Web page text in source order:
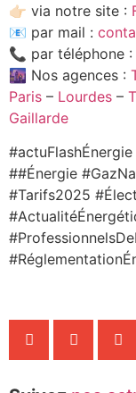
👉🏻 via notre site :
📧 par mail :
📞 par téléphone :
🌆 Nos agences :
Paris – Lourdes –
Gaillarde
##Énergie
#Tarifs2025